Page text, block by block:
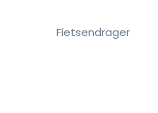
Fietsendrager